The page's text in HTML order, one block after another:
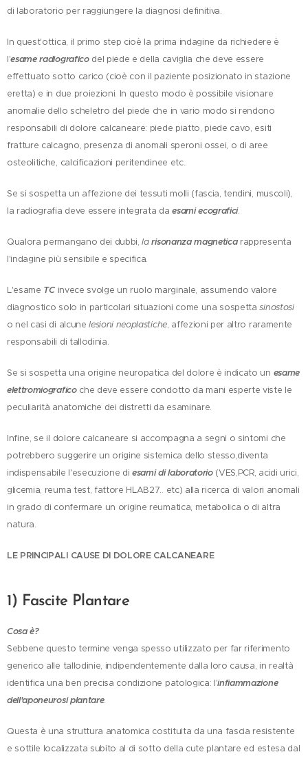
di laboratorio per raggiungere la diagnosi definitiva.
In quest'ottica, il primo step cioè la prima indagine da richiedere è
l'esame radiograficodel piede e della caviglia che deve essere
effettuato sotto carico (cioè con il paziente posizionato in stazione
eretta) e in due proiezioni. In questo modo è possibile visionare
anomalie dello scheletro del piede che in vario modo si rendono
responsabili di dolore calcaneare: piede piatto, piede cavo, esiti
fratture calcagno, presenza di anomali speroni ossei, o di aree
osteolitiche, calcificazioni peritendinee etc..
Se si sospetta un affezione dei tessuti molli (fascia, tendini, muscoli),
la radiografia deve essere integrata daesami ecografici.
Qualora permangano dei dubbi,larisonanza magnetica rappresenta
l'indagine più sensibile e specifica.
L'esame TCinvece svolge un ruolo marginale, assumendo valore
diagnostico solo in particolari situazioni come una sospettasinostosi
o nel casi di alcune lesioni neoplastiche, affezioni per altro raramente
responsabili di tallodinia.
Se si sospetta una origine neuropatica del dolore è indicato un esame
elettromiografico che deve essere condotto da mani esperte viste le
peculiarità anatomiche dei distretti da esaminare.
Infine, se il dolore calcaneare si accompagna a segni o sintomi che
potrebbero suggerire un origine sistemica dello stesso,diventa
indispensabile l'esecuzione diesami di laboratorio (VES,PCR, acidi urici,
glicemia, reuma test, fattore HLAB27.. etc) alla ricerca di valori anomali
in grado di confermare un origine reumatica, metabolica o di altra
natura.
LE PRINCIPALI CAUSE DI DOLORE CALCANEARE
1) Fascite Plantare
Cosa è?
Sebbene questo termine venga spesso utilizzato per far riferimento
generico alle tallodinie, indipendentemente dalla loro causa, in realtà
identifica una ben precisa condizione patologica: l'infiammazione
dell'aponeurosi plantare.
Questa è una struttura anatomica costituita da una fascia resistente
e sottile localizzata subito al di sotto della cute plantare ed estesa dal